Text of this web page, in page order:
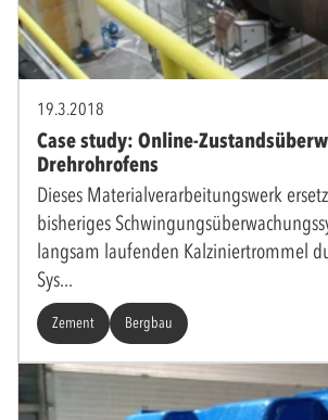
19.3.2018
Case study: Online-
Drehrohrofens
Dieses Materialverarbeitungswerk
bisheriges
langsam laufenden Kalziniertrommel
Sys
Zement Bergbau